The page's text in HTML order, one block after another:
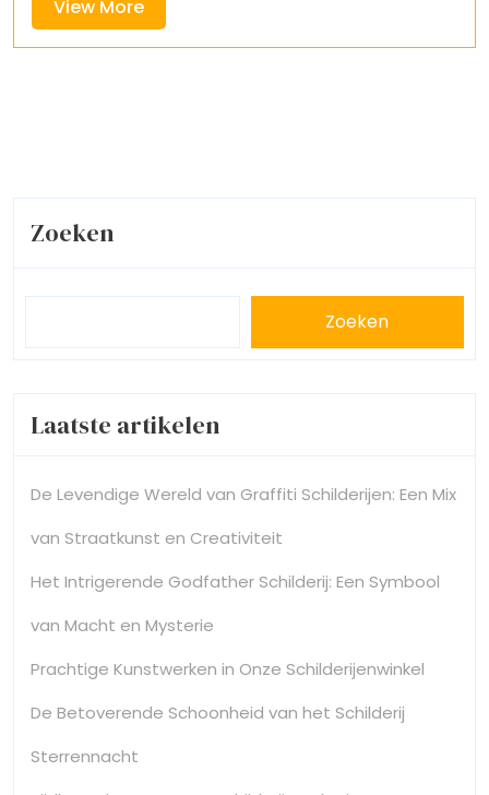
View MoreView
More
Zoeken
Zoeken
Laatste artikelen
De Levendige Wereld van Graffiti Schilderijen: Een Mix
van Straatkunst en Creativiteit
Het Intrigerende Godfather Schilderij: Een Symbool
van Macht en Mysterie
Prachtige Kunstwerken in Onze Schilderijenwinkel
De Betoverende Schoonheid van het Schilderij
Sterrennacht